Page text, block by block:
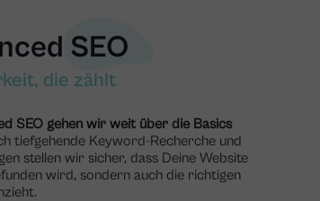
SEO
die zählt
SEO gehen wir weit über die Basics
tiefgehende Keyword-Recherche und
stellen wir sicher, dass Deine Website
wird, sondern auch die richtigen